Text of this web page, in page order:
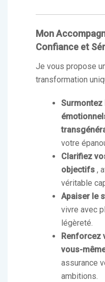
Mon
Confiance et
Je vous propose
transformation
votre
Clarifiez
objectifs ,
véritable
Apaiser le
vivre avec
légèreté.
Renforcez
vous-
assurance
ambitions.